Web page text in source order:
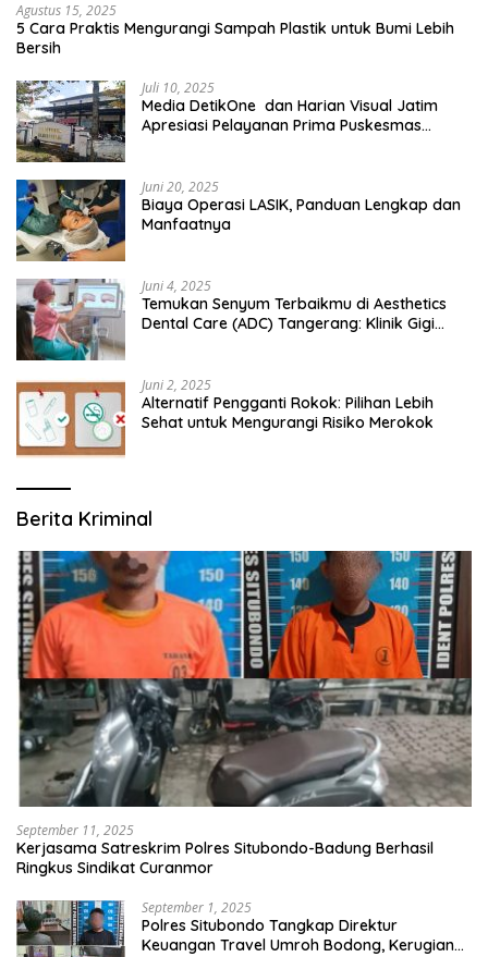
Agustus 15, 2025
5 Cara Praktis Mengurangi Sampah Plastik untuk Bumi Lebih
Bersih
Juli 10, 2025
Media DetikOne dan Harian Visual Jatim
Apresiasi Pelayanan Prima Puskesmas
Juni 20, 2025
Biaya Operasi LASIK, Panduan Lengkap dan
Manfaatnya
Juni 4, 2025
Temukan Senyum Terbaikmu di Aesthetics
Dental Care (ADC) Tangerang: Klinik Gigi
Juni 2, 2025
Alternatif Pengganti Rokok: Pilihan Lebih
Sehat untuk Mengurangi Risiko Merokok
Berita Kriminal
September 11, 2025
Kerjasama Satreskrim Polres Situbondo-Badung Berhasil
Ringkus Sindikat Curanmor
September 1, 2025
Polres Situbondo Tangkap Direktur
Keuangan Travel Umroh Bodong, Kerugian